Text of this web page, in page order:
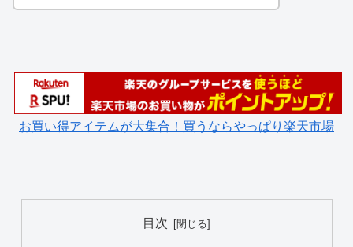
お買い得アイテムが大集合！買うならやっぱり楽天市場
目次